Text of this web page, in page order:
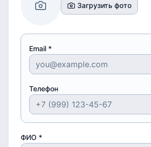
Загрузить фото
Email *
Телефон
ФИО *